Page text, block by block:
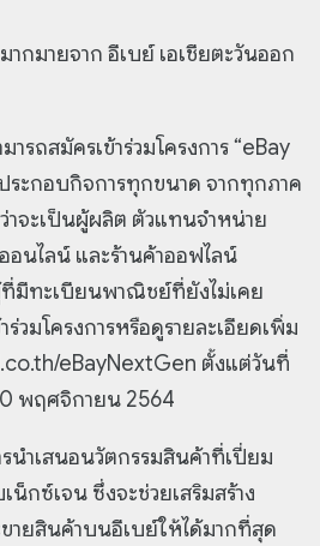
กมายจาก อีเบย์ เอเชียตะวันออก
รถสมัครเข้าร่วมโครงการ “eBay
ระกอบกิจการทุกขนาด จากทุกภาค
าจะเป็นผู้ผลิต ตัวแทนจำหน่าย
อนไลน์ และร้านค้าออฟไลน์
มีทะเบียนพาณิชย์ที่ยังไม่เคย
วมโครงการหรือดูรายละเอียดเพิ่ม
eBayNextGen ตั้งแต่วันที่
พฤศจิกายน 2564
นำเสนอนวัตกรรมสินค้าที่เปี่ยม
กซ์เจน ซึ่งจะช่วยเสริมสร้าง
ายสินค้าบนอีเบย์ให้ได้มากที่สุด